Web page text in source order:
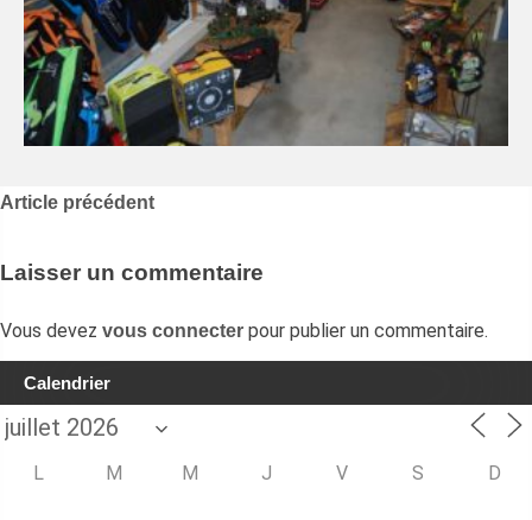
Navigation
l’article
Article précédent
Laisser un commentaire
Vous devez vous connecter pour publier un commentaire.
Calendrier
L M M J V S D